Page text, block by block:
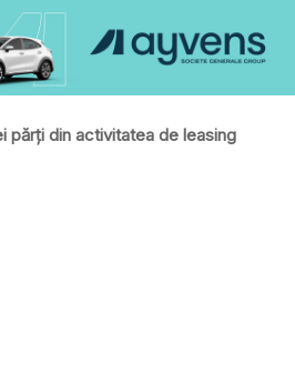
părți din activitatea de leasing